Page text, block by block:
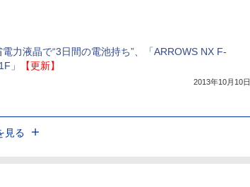
電力液晶で“3日間の電池持ち”、「ARROWS NX F-
」
【更新】
2013年10月10日
見る